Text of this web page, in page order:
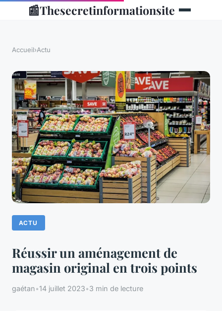
📰Thesecretinformationsite
Accueil›Actu
ACTU
Réussir un aménagement de
magasin original en trois points
gaétan•14 juillet 2023•3 min de lecture